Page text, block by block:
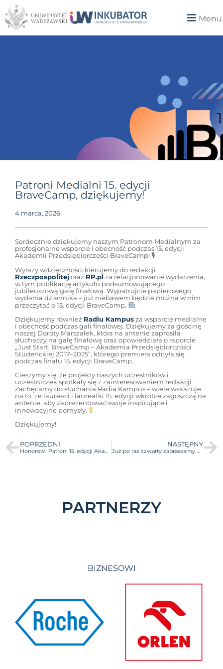
Menu
Patroni Medialni 15. edycji
BraveCamp, dziękujemy!
4 marca, 2026
Serdecznie dziękujemy naszym Patronom Medialnym za
profesjonalne wsparcie i obecność podczas 15. edycji
Akademii Przedsiębiorczości BraveCamp! 🎙
Wyrazy wdzięczności kierujemy do redakcji
Rzeczpospolitej oraz RP.pl za relacjonowanie wydarzenia,
w tym publikację artykułu podsumowującego
jubileuszową galę finałową. Wypatrujcie papierowego
wydania dziennika – już niebawem będzie można w nim
przeczytać o 15. edycji BraveCamp.
Dziękujemy również Radiu Kampus za wsparcie medialne
i obecność podczas gali finałowej. Dziękujemy za gościnę
naszej Doroty Marszałek, która na antenie zaprosiła
słuchaczy na galę finałową oraz opowiedziała o raporcie
„Just Start: BraveCamp – Akademia Przedsiębiorczości
Studenckiej 2017–2025”, którego premiera odbyła się
podczas finału 15. edycji BraveCamp.
Cieszymy się, że projekty naszych uczestników i
uczestniczek spotkały się z zainteresowaniem redakcji.
Zachęcamy do słuchania Radia Kampus – wiele wskazuje
na to, że laureaci i laureatki 15. edycji wkrótce zagoszczą na
antenie, aby zaprezentować swoje inspirujące i
innowacyjne pomysły.
Dziękujemy!
POPRZEDNI
Honorowi Patroni 15. edycji Akademii Przedsiębiorczości BraveCamp!
NASTĘPNY
Już po raz czwarty zapraszamy na Targi Kół Naukowych UW!
PARTNERZY
BIZNESOWI